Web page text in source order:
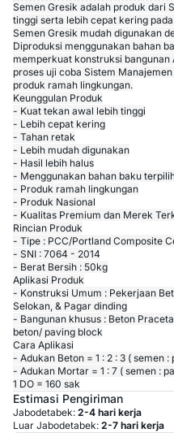
Semen Gresik adalah produk dari
tinggi serta lebih cepat kering
Semen Gresik mudah digunakan
Diproduksi menggunakan bahan
memperkuat konstruksi bangunan
proses uji coba Sistem
produk ramah lingkungan.
Keunggulan Produk
- Kuat tekan awal lebih tinggi
- Lebih cepat kering
- Tahan retak
- Lebih mudah digunakan
- Hasil lebih halus
- Menggunakan bahan baku
- Produk ramah lingkungan
- Produk Nasional
- Kualitas Premium dan Merek
Rincian Produk
- Tipe : PCC/Portland Composite
- SNI : 7064 - 2014
- Berat Bersih : 50kg
Aplikasi Produk
- Konstruksi Umum : Pekerjaan
Selokan, & Pagar dinding
- Bangunan khusus : Beton
beton/ paving block
Cara Aplikasi
- Adukan Beton = 1 : 2 : 3 ( semen
- Adukan Mortar = 1 : 7 ( semen :
1 DO = 160 sak
Estimasi Pengiriman
Jabodetabek: 2-4 hari kerja
Luar Jabodetabek: 2-7 hari kerja